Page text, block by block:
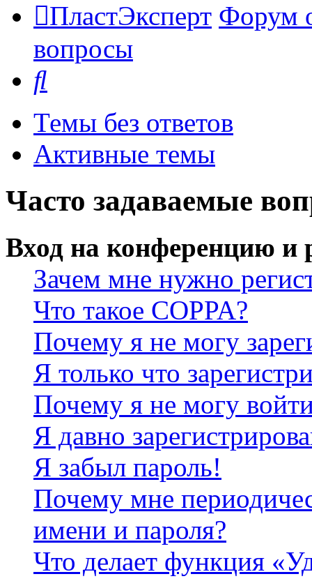
ПластЭксперт Форум
вопросы
Темы без ответов
Активные темы
Часто задаваемые
Вход на конференцию и
Зачем мне нужно
Что такое COPPA?
Почему я не могу
Я только что
Почему я не могу
Я давно
Я забыл пароль!
Почему мне
имени и пароля?
Что делает функция